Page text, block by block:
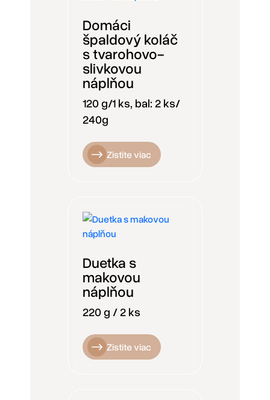
Domáci
špaldový koláč
s tvarohovo-
slivkovou
náplňou
120 g/1 ks, bal: 2 ks/
240g
Zistite viac
Duetka s
makovou
náplňou
220 g / 2 ks
Zistite viac